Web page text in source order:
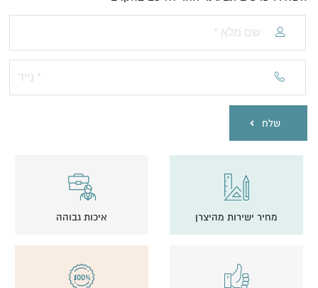
שלח
מחיר ישירות מהיצרן איכות גבוהה